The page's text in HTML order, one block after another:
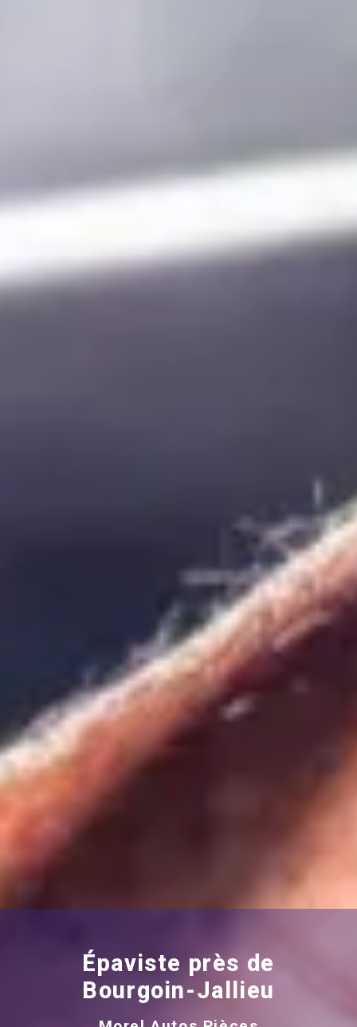
Épaviste près de
Bourgoin-Jallieu